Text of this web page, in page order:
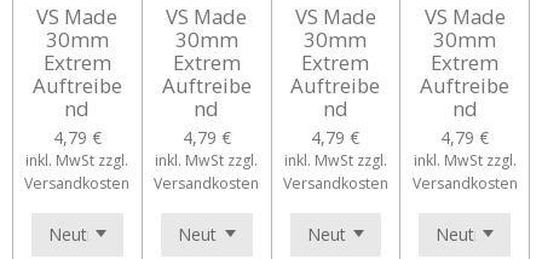
VS Made
30mm
Extrem
Auftreibe
nd
4,79 €
inkl. MwSt zzgl.
Versandkosten
VS Made
30mm
Extrem
Auftreibe
nd
4,79 €
inkl. MwSt zzgl.
Versandkosten
VS Made
30mm
Extrem
Auftreibe
nd
4,79 €
inkl. MwSt zzgl.
Versandkosten
VS Made
30mm
Extrem
Auftreibe
nd
4,79 €
inkl. MwSt zzgl.
Versandkosten